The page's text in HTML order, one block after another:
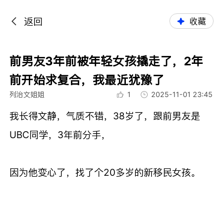
返回 收藏
前男友3年前被年轻女孩撬走了，2年
前开始求复合，我最近犹豫了
列治文姐姐 1 2025-11-01 23:45
我长得文静，气质不错，38岁了，跟前男友是
UBC同学，3年前分手，
因为他变心了，找了个20多岁的新移民女孩。